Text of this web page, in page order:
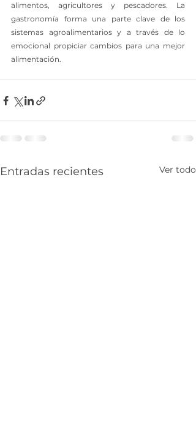
alimentos, agricultores y pescadores. La
gastronomía forma una parte clave de los
sistemas agroalimentarios y a través de lo
emocional propiciar cambios para una mejor
alimentación.
Entradas recientes Ver todo